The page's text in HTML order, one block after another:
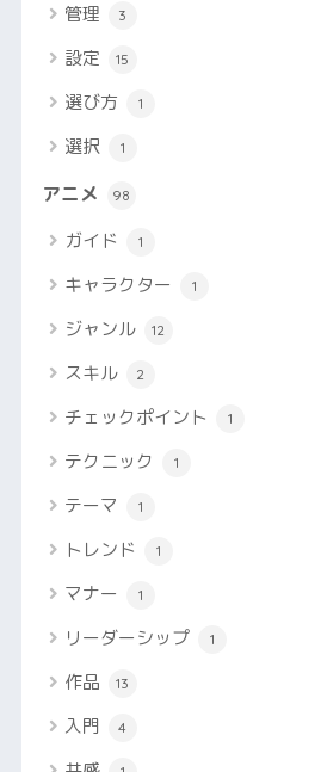
管理 3
設定 15
選び方 1
選択 1
アニメ 98
ガイド 1
キャラクター 1
ジャンル 12
スキル 2
チェックポイント 1
テクニック 1
テーマ 1
トレンド 1
マナー 1
リーダーシップ 1
作品 13
入門 4